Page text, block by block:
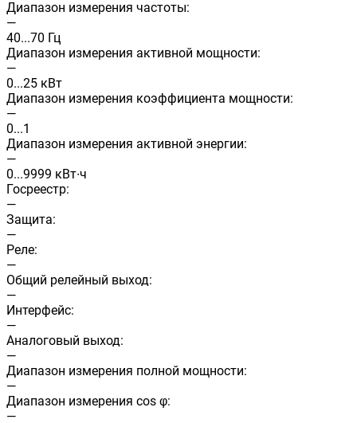
Диапазон измерения частоты:
—
40...70 Гц
Диапазон измерения активной мощности:
—
0...25 кВт
Диапазон измерения коэффициента мощности:
—
0...1
Диапазон измерения активной энергии:
—
0...9999 кВт∙ч
Госреестр:
—
Защита:
—
Реле:
—
Общий релейный выход:
—
Интерфейс:
—
Аналоговый выход:
—
Диапазон измерения полной мощности:
—
Диапазон измерения cos φ:
—